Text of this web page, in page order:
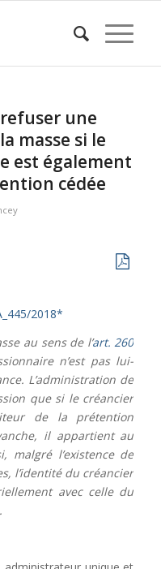
une
masse si le
est également
cédée
2018*
au sens de l’art. 260
n’est pas lui-
L’administration de
que si le créancier
de la prétention
il appartient au
l’existence de
l’identité du créancier
avec celle du